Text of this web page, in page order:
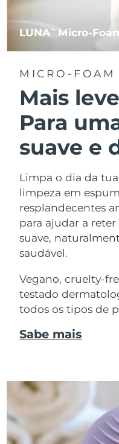
LUNATM Micro-
MICRO-FOAM
Mais
Para
suave e
Limpa o dia da
limpeza em
resplandecentes
para ajudar a
suave,
saudável.
Vegano, cruelty-
testado
todos os tipos de
Sabe mais